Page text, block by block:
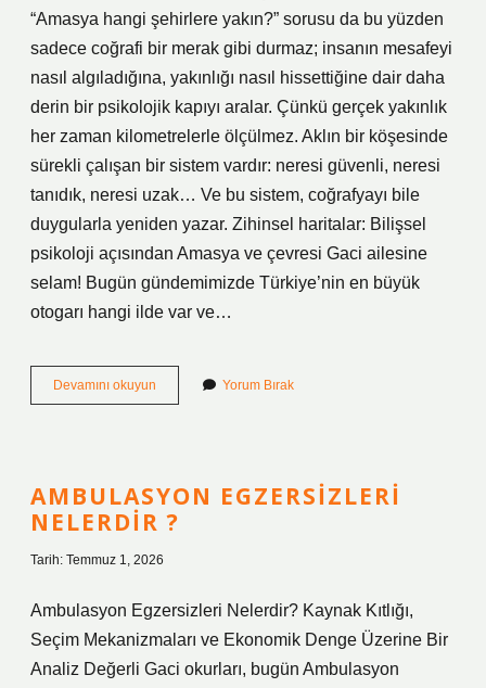
“Amasya hangi şehirlere yakın?” sorusu da bu yüzden
sadece coğrafi bir merak gibi durmaz; insanın mesafeyi
nasıl algıladığına, yakınlığı nasıl hissettiğine dair daha
derin bir psikolojik kapıyı aralar. Çünkü gerçek yakınlık
her zaman kilometrelerle ölçülmez. Aklın bir köşesinde
sürekli çalışan bir sistem vardır: neresi güvenli, neresi
tanıdık, neresi uzak… Ve bu sistem, coğrafyayı bile
duygularla yeniden yazar. Zihinsel haritalar: Bilişsel
psikoloji açısından Amasya ve çevresi Gaci ailesine
selam! Bugün gündemimizde Türkiye’nin en büyük
otogarı hangi ilde var ve…
Devamını okuyun Türkiye’nin
en
?
Yorum Bırak
AMBULASYON EGZERSIZLERI
NELERDIR ?
Tarih: Temmuz 1, 2026
Ambulasyon Egzersizleri Nelerdir? Kaynak Kıtlığı,
Seçim Mekanizmaları ve Ekonomik Denge Üzerine Bir
Analiz Değerli Gaci okurları, bugün Ambulasyon